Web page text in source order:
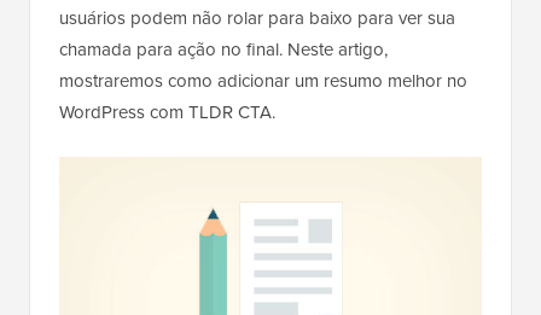
usuários podem não rolar para baixo para ver sua
chamada para ação no final. Neste artigo,
mostraremos como adicionar um resumo melhor no
WordPress com TLDR CTA.